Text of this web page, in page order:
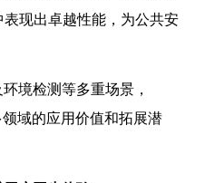
现出卓越性能，为公共安
境检测等多重场景，
域的应用价值和拓展潜